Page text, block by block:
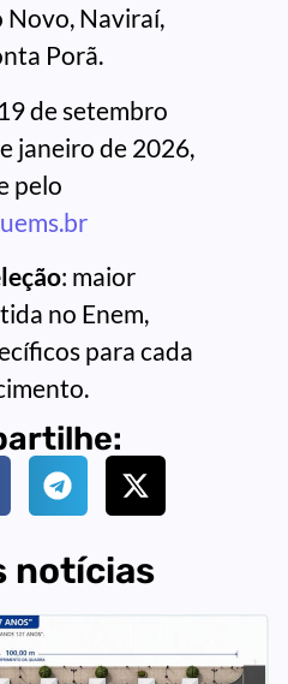
Novo, Naviraí,
Porã.
de setembro
janeiro de 2026,
pelo
: maior
no Enem,
para cada
notícias